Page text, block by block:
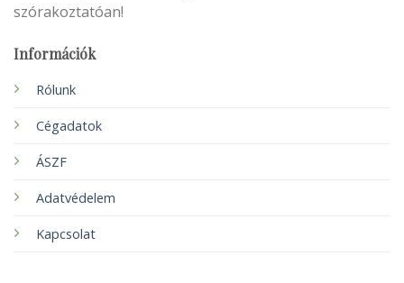
szórakoztatóan!
Információk
Rólunk
Cégadatok
ÁSZF
Adatvédelem
Kapcsolat